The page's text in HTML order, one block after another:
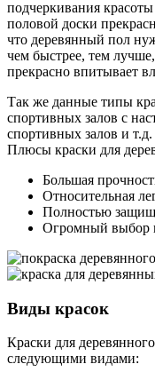
подчеркивания
половой доски
что деревянный пол
чем быстрее, тем
прекрасно впитывает
Так же данные типы
спортивных залов с
спортивных залов и т.д.
Плюсы краски для
Большая
Относительная
Полностью
Огромный выбор
Виды красок
Краски для
следующими видами: